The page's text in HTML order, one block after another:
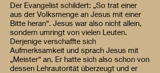
Der Evangelist schildert: „So trat einer
aus der Volksmenge an Jesus mit einer
Bitte heran“. Jesus war also nicht allein,
sondern umringt von vielen Leuten.
Derjenige verschaffte sich
Aufmerksamkeit und sprach Jesus mit
„Meister“ an. Er hatte sich also schon von
dessen Lehrautorität überzeugt und er